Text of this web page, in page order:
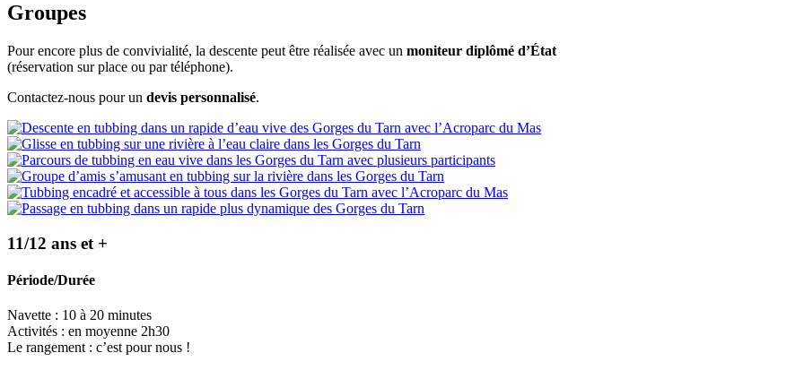
Groupes
Pour encore plus de convivialité, la descente peut être réalisée avec un moniteur diplômé d’État
(réservation sur place ou par téléphone).
Contactez-nous pour un devis personnalisé.
11/12 ans et +
Période/Durée
Navette : 10 à 20 minutes
Activités : en moyenne 2h30
Le rangement : c’est pour nous !